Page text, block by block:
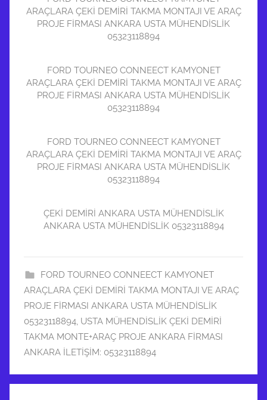
ARAÇLARA ÇEKİ DEMİRİ TAKMA MONTAJI VE ARAÇ
PROJE FİRMASI ANKARA USTA MÜHENDİSLİK
05323118894
FORD TOURNEO CONNEECT KAMYONET
ARAÇLARA ÇEKİ DEMİRİ TAKMA MONTAJI VE ARAÇ
PROJE FİRMASI ANKARA USTA MÜHENDİSLİK
05323118894
FORD TOURNEO CONNEECT KAMYONET
ARAÇLARA ÇEKİ DEMİRİ TAKMA MONTAJI VE ARAÇ
PROJE FİRMASI ANKARA USTA MÜHENDİSLİK
05323118894
ÇEKİ DEMİRİ ANKARA USTA MÜHENDİSLİK
ANKARA USTA MÜHENDİSLİK 05323118894
FORD TOURNEO CONNEECT KAMYONET
ARAÇLARA ÇEKİ DEMİRİ TAKMA MONTAJI VE ARAÇ
PROJE FİRMASI ANKARA USTA MÜHENDİSLİK
05323118894, USTA MÜHENDİSLİK ÇEKİ DEMİRİ
TAKMA MONTE+ARAÇ PROJE ANKARA FİRMASI
ANKARA İLETİŞİM: 05323118894
F